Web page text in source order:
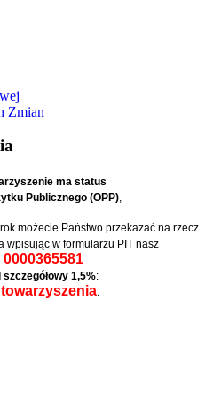
Zmian
ma status
Publicznego (OPP),
możecie Państwo przekazać na rzecz
wpisując w formularzu PIT nasz
0000365581
szczegółowy 1,5%:
.